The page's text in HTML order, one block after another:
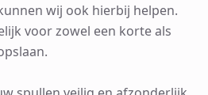
wij ook hierbij helpen.
voor zowel een korte als